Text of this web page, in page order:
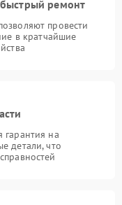
быстрый ремонт
провести
в кратчайшие
гарантия на
детали, что